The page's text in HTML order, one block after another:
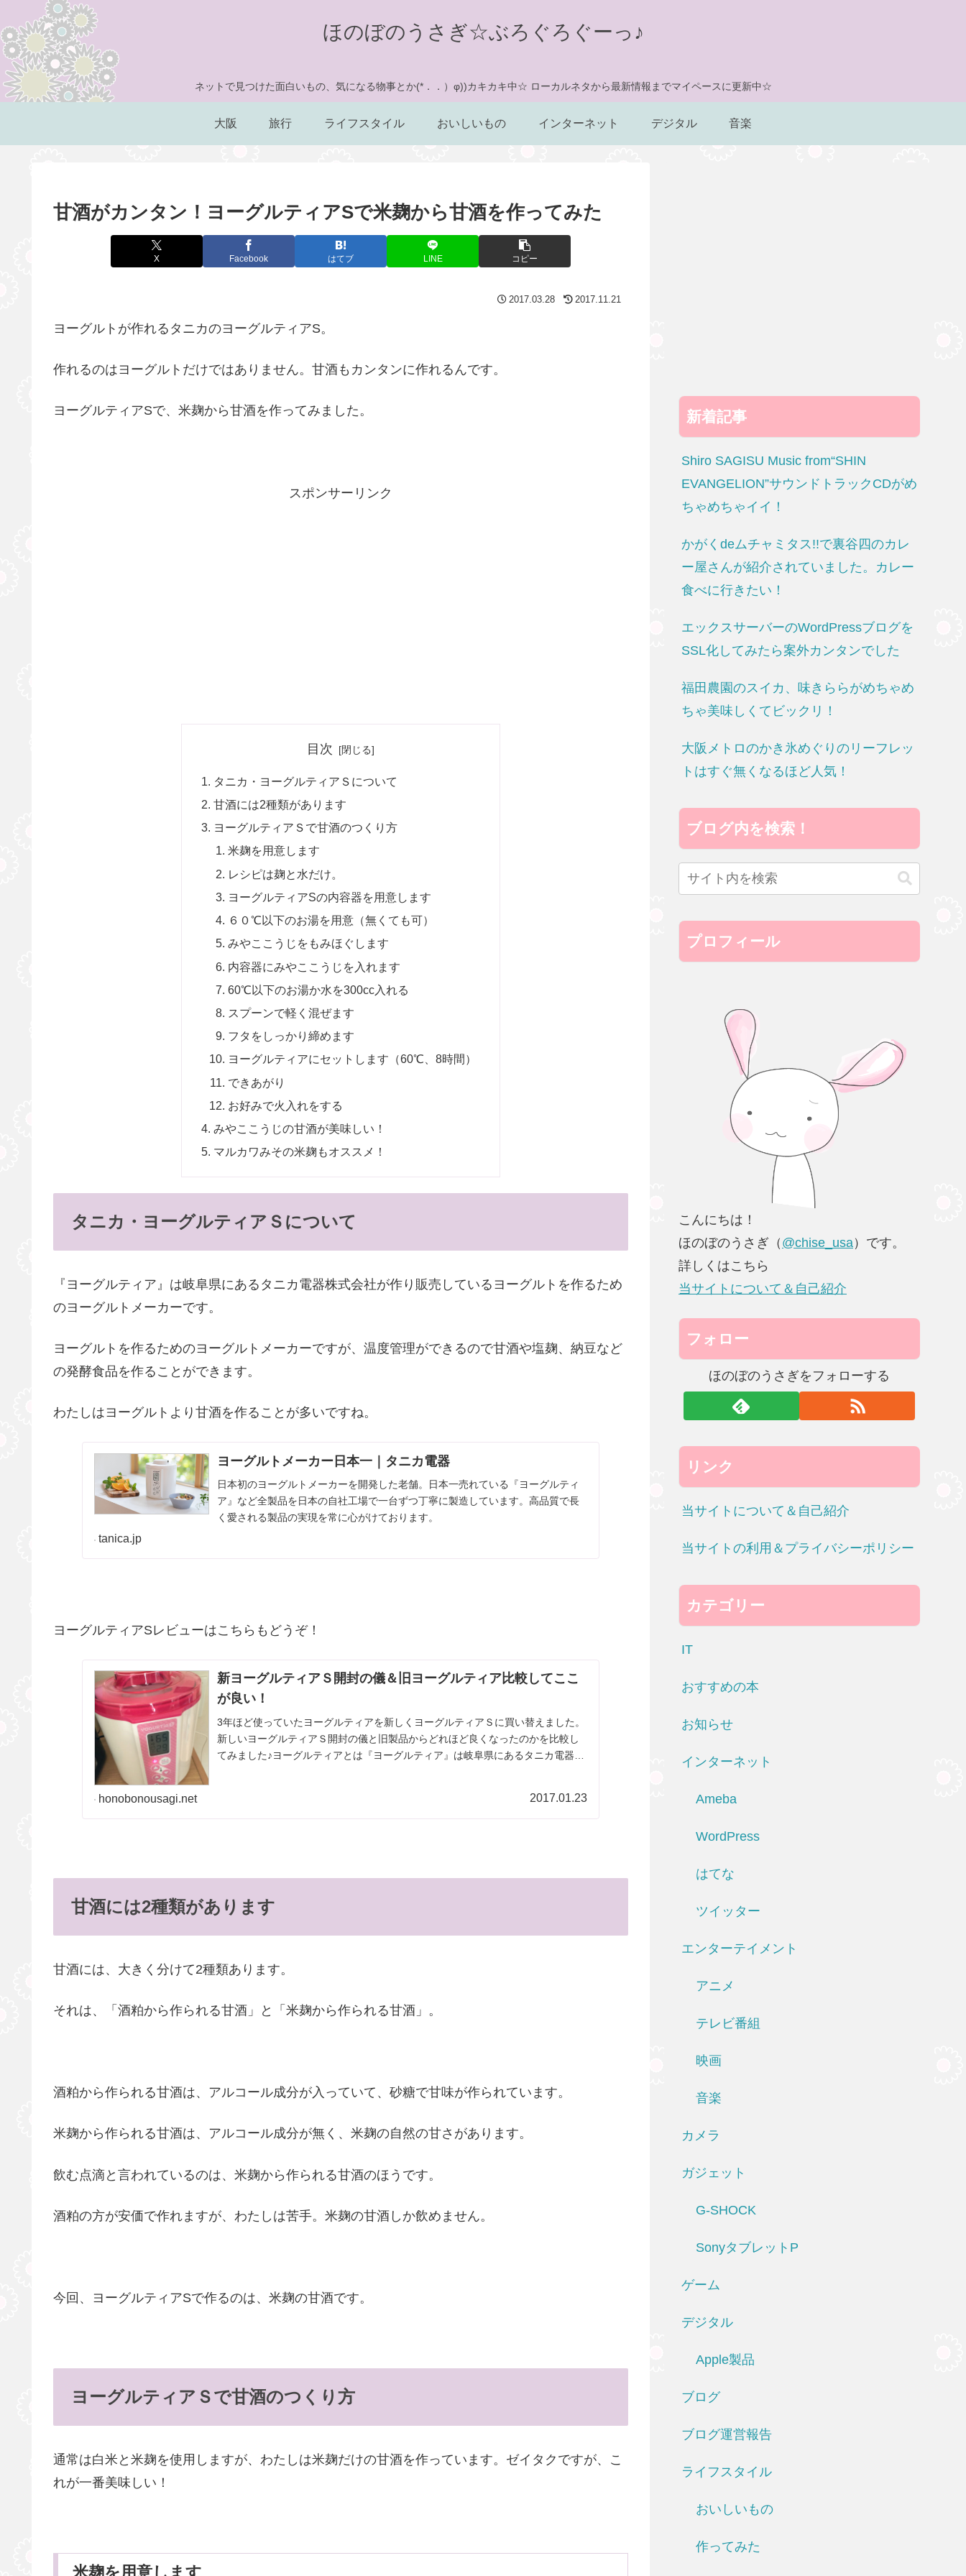
ほのぼのうさぎ☆ぶろぐろぐーっ♪
ネットで見つけた面白いもの、気になる物事とか(*．．）φ))カキカキ中☆ ローカルネタから最新情報までマイペースに更新中☆
大阪 旅行 ライフスタイル おいしいもの インターネット デジタル 音楽
甘酒がカンタン！ヨーグルティアSで米麹から甘酒を作ってみた
X Facebook はてブ LINE コピー
2017.03.28 2017.11.21
ヨーグルトが作れるタニカのヨーグルティアS。
作れるのはヨーグルトだけではありません。甘酒もカンタンに作れるんです。
ヨーグルティアSで、米麹から甘酒を作ってみました。
スポンサーリンク
目次
タニカ・ヨーグルティアＳについて
甘酒には2種類があります
ヨーグルティアＳで甘酒のつくり方
米麹を用意します
レシピは麹と水だけ。
ヨーグルティアSの内容器を用意します
６０℃以下のお湯を用意（無くても可）
みやここうじをもみほぐします
内容器にみやここうじを入れます
60℃以下のお湯か水を300cc入れる
スプーンで軽く混ぜます
フタをしっかり締めます
ヨーグルティアにセットします（60℃、8時間）
できあがり
お好みで火入れをする
みやここうじの甘酒が美味しい！
マルカワみその米麹もオススメ！
タニカ・ヨーグルティアＳについて
『ヨーグルティア』は岐阜県にあるタニカ電器株式会社が作り販売しているヨーグルトを作るため
のヨーグルトメーカーです。
ヨーグルトを作るためのヨーグルトメーカーですが、温度管理ができるので甘酒や塩麹、納豆など
の発酵食品を作ることができます。
わたしはヨーグルトより甘酒を作ることが多いですね。
ヨーグルトメーカー日本一｜タニカ電器
日本初のヨーグルトメーカーを開発した老舗。日本一売れている『ヨーグルティ
ア』など全製品を日本の自社工場で一台ずつ丁寧に製造しています。高品質で長
く愛される製品の実現を常に心がけております。
tanica.jp
ヨーグルティアSレビューはこちらもどうぞ！
新ヨーグルティアＳ開封の儀＆旧ヨーグルティア比較してここ
が良い！
3年ほど使っていたヨーグルティアを新しくヨーグルティアＳに買い替えました。
新しいヨーグルティアＳ開封の儀と旧製品からどれほど良くなったのかを比較し
てみました♪ヨーグルティアとは『ヨーグルティア』は岐阜県にあるタニカ電器株
honobonousagi.net 2017.01.23
甘酒には2種類があります
甘酒には、大きく分けて2種類あります。
それは、「酒粕から作られる甘酒」と「米麹から作られる甘酒」。
酒粕から作られる甘酒は、アルコール成分が入っていて、砂糖で甘味が作られています。
米麹から作られる甘酒は、アルコール成分が無く、米麹の自然の甘さがあります。
飲む点滴と言われているのは、米麹から作られる甘酒のほうです。
酒粕の方が安価で作れますが、わたしは苦手。米麹の甘酒しか飲めません。
今回、ヨーグルティアSで作るのは、米麹の甘酒です。
ヨーグルティアＳで甘酒のつくり方
通常は白米と米麹を使用しますが、わたしは米麹だけの甘酒を作っています。ゼイタクですが、こ
れが一番美味しい！
米麹を用意します
新着記事
Shiro SAGISU Music from“SHIN
EVANGELION”サウンドトラックCDがめ
ちゃめちゃイイ！
かがくdeムチャミタス!!で裏谷四のカレ
ー屋さんが紹介されていました。カレー
食べに行きたい！
エックスサーバーのWordPressブログを
SSL化してみたら案外カンタンでした
福田農園のスイカ、味きららがめちゃめ
ちゃ美味しくてビックリ！
大阪メトロのかき氷めぐりのリーフレッ
トはすぐ無くなるほど人気！
ブログ内を検索！
プロフィール
こんにちは！
ほのぼのうさぎ（ @chise_usa）です。
詳しくはこちら
当サイトについて＆自己紹介
フォロー
ほのぼのうさぎをフォローする
リンク
当サイトについて＆自己紹介
当サイトの利用＆プライバシーポリシー
カテゴリー
IT
おすすめの本
お知らせ
インターネット
Ameba
WordPress
はてな
ツイッター
エンターテイメント
アニメ
テレビ番組
映画
音楽
カメラ
ガジェット
G-SHOCK
SonyタブレットP
ゲーム
デジタル
Apple製品
ブログ
ブログ運営報告
ライフスタイル
おいしいもの
作ってみた